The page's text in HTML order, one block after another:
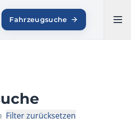
Fahrzeugsuche
Filter zurücksetzen